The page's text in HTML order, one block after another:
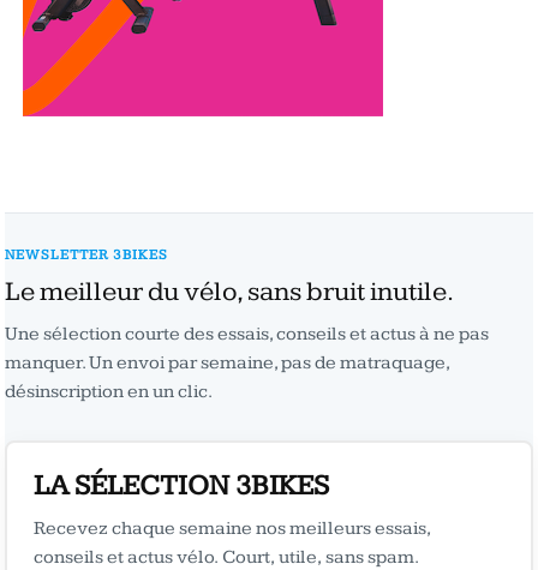
NEWSLETTER 3BIKES
Le meilleur du vélo, sans bruit inutile.
Une sélection courte des essais, conseils et actus à ne pas
manquer. Un envoi par semaine, pas de matraquage,
désinscription en un clic.
LA SÉLECTION 3BIKES
Recevez chaque semaine nos meilleurs essais,
conseils et actus vélo. Court, utile, sans spam.